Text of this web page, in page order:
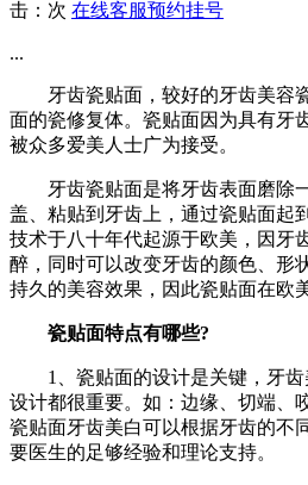
击： 次 在线客服预约挂号
...
牙齿瓷贴面，较好的牙齿美容
面的瓷修复体。瓷贴面因为具有牙
被众多爱美人士广为接受。
牙齿瓷贴面是将牙齿表面磨除
盖、粘贴到牙齿上，通过瓷贴面起
技术于八十年代起源于欧美，因牙
醉，同时可以改变牙齿的颜色、形
持久的美容效果，因此瓷贴面在欧
瓷贴面特点有哪些?
1、瓷贴面的设计是关键，牙齿
设计都很重要。如：边缘、切端、
瓷贴面牙齿美白可以根据牙齿的不
要医生的足够经验和理论支持。